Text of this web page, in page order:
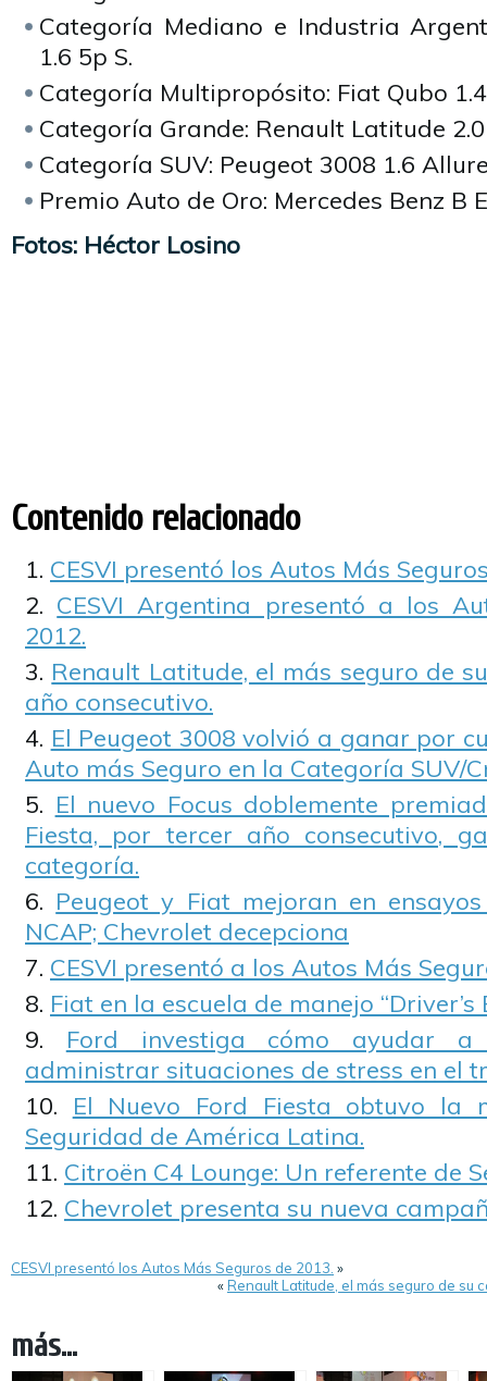
Categoría Mediano e Industria
1.6 5p S.
Categoría Multipropósito: Fiat Qubo
Categoría Grande: Renault Latitude
Categoría SUV: Peugeot 3008 1.6
Premio Auto de Oro: Mercedes Benz B
Fotos: Héctor Losino
Contenido relacionado
CESVI presentó los Autos Más
CESVI Argentina presentó a los
2012.
Renault Latitude, el más seguro de
año consecutivo.
El Peugeot 3008 volvió a ganar por
Auto más Seguro en la Categoría SUV/
El nuevo Focus doblemente
Fiesta, por tercer año consecutivo,
categoría.
Peugeot y Fiat mejoran en
NCAP; Chevrolet decepciona
CESVI presentó a los Autos Más
Fiat en la escuela de manejo “Driver’s
Ford investiga cómo ayudar
administrar situaciones de stress en el
El Nuevo Ford Fiesta obtuvo la
Seguridad de América Latina.
Citroën C4 Lounge: Un referente de
Chevrolet presenta su nueva
CESVI presentó los Autos Más Seguros de 2013. »
«Renault Latitude, el más seguro de su
más...